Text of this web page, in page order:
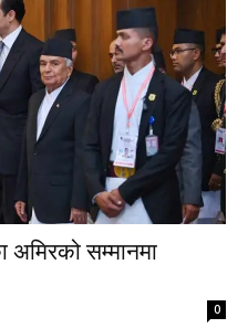
अमिरको सम्मानमा
0